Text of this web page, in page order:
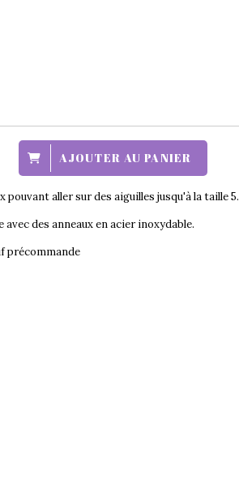
AJOUTER AU PANIER
aller sur des aiguilles jusqu'à la taille 5.
avec des anneaux en acier inoxydable.
précommande